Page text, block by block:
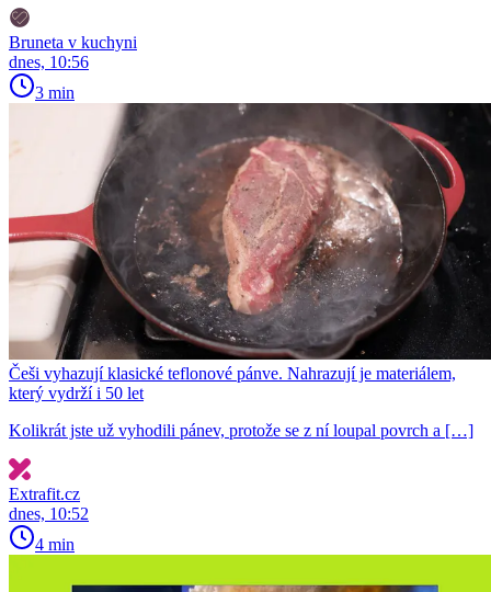
Bruneta v kuchyni
dnes, 10:56
3 min
Češi vyhazují klasické teflonové pánve. Nahrazují je materiálem,
který vydrží i 50 let
Kolikrát jste už vyhodili pánev, protože se z ní loupal povrch a […]
Extrafit.cz
dnes, 10:52
4 min